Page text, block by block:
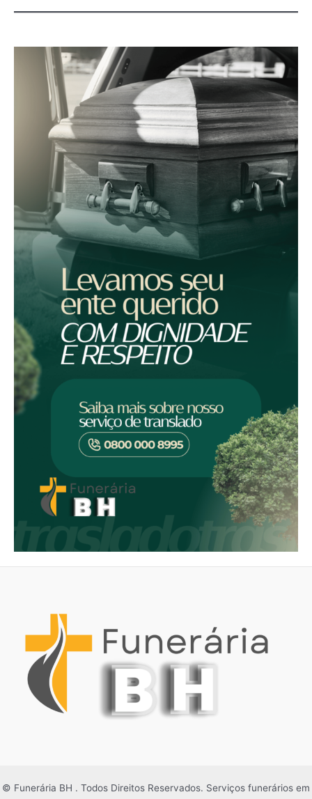
© Funerária BH . Todos Direitos Reservados. Serviços funerários em